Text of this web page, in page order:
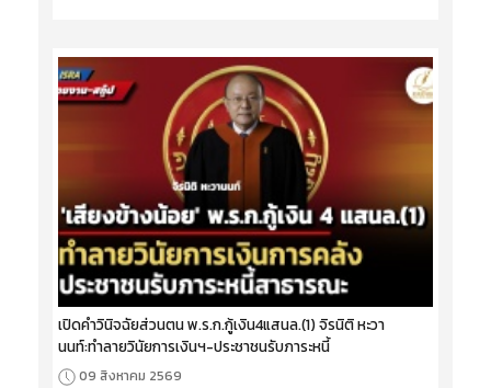
เปิดคำวินิจฉัยส่วนตน พ.ร.ก.กู้เงิน4แสนล.(1) จิรนิติ หะวา
นนท์:ทำลายวินัยการเงินฯ-ประชาชนรับภาระหนี้
09 สิงหาคม 2569